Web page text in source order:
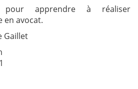
apprendre à réaliser
en avocat.
Gaillet